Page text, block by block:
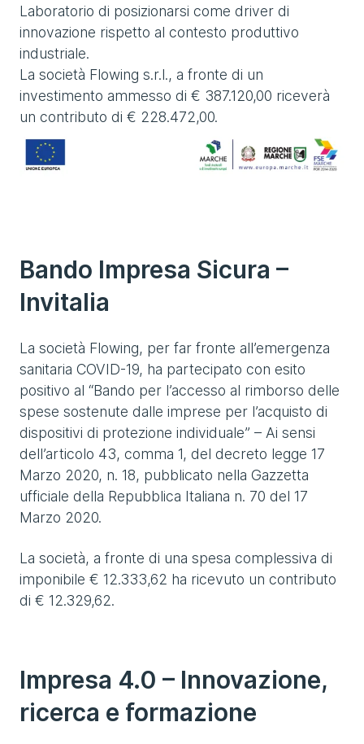
Laboratorio di posizionarsi come driver di
innovazione rispetto al contesto produttivo
industriale.
La società Flowing s.r.l., a fronte di un
investimento ammesso di € 387.120,00 riceverà
un contributo di € 228.472,00.
Bando Impresa Sicura –
Invitalia
La società Flowing, per far fronte all’emergenza
sanitaria COVID-19, ha partecipato con esito
positivo al “Bando per l’accesso al rimborso delle
spese sostenute dalle imprese per l’acquisto di
dispositivi di protezione individuale” – Ai sensi
dell’articolo 43, comma 1, del decreto legge 17
Marzo 2020, n. 18, pubblicato nella Gazzetta
ufficiale della Repubblica Italiana n. 70 del 17
Marzo 2020.
La società, a fronte di una spesa complessiva di
imponibile € 12.333,62 ha ricevuto un contributo
di € 12.329,62.
Impresa 4.0 – Innovazione,
ricerca e formazione